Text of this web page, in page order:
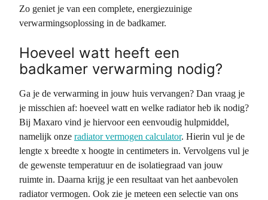
Zo geniet je van een complete, energiezuinige
verwarmingsoplossing in de badkamer.
Hoeveel watt heeft een
badkamer verwarming nodig?
Ga je de verwarming in jouw huis vervangen? Dan vraag je
je misschien af: hoeveel watt en welke radiator heb ik nodig?
Bij Maxaro vind je hiervoor een eenvoudig hulpmiddel,
namelijk onze radiator vermogen calculator. Hierin vul je de
lengte x breedte x hoogte in centimeters in. Vervolgens vul je
de gewenste temperatuur en de isolatiegraad van jouw
ruimte in. Daarna krijg je een resultaat van het aanbevolen
radiator vermogen. Ook zie je meteen een selectie van ons